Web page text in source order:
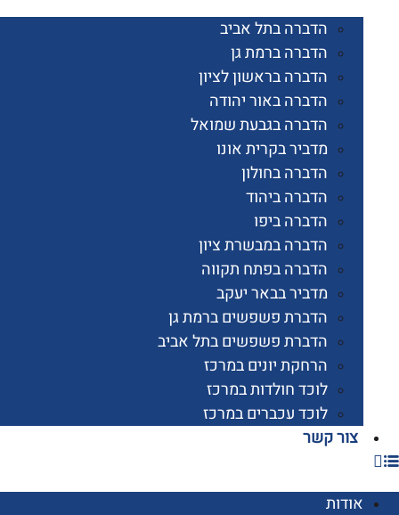
הדברה בתל אביב
הדברה ברמת גן
הדברה בראשון לציון
הדברה באור יהודה
הדברה בגבעת שמואל
מדביר בקרית אונו
הדברה בחולון
הדברה ביהוד
הדברה ביפו
הדברה במבשרת ציון
הדברה בפתח תקווה
מדביר בבאר יעקב
הדברת פשפשים ברמת גן
הדברת פשפשים בתל אביב
הרחקת יונים במרכז
לוכד חולדות במרכז
לוכד עכברים במרכז
קשר